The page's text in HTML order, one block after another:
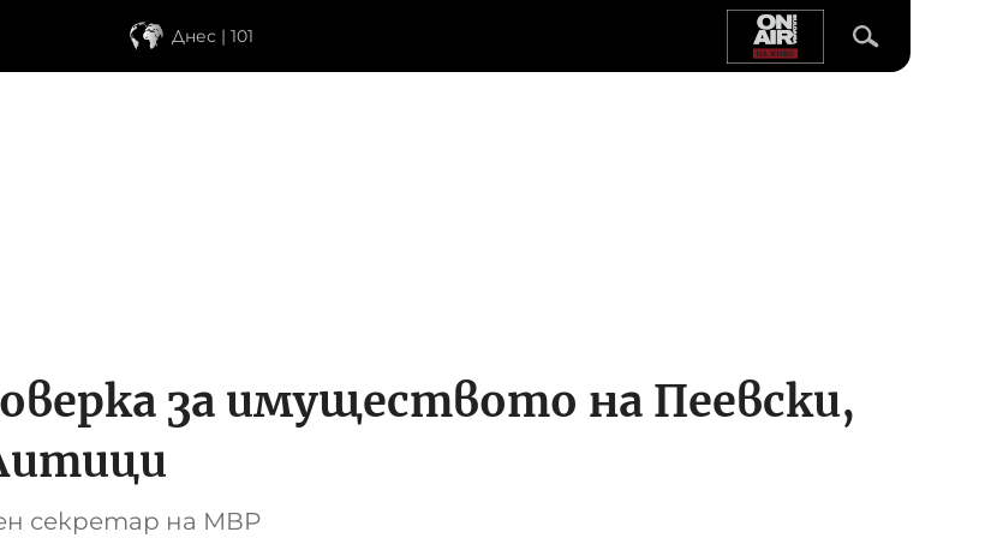
Днес | 101
за имуществото на Пеевски,
секретар на МВР